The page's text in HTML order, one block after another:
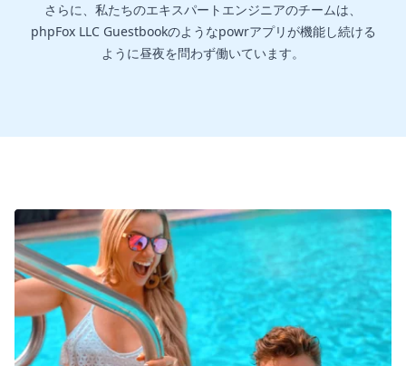
さらに、私たちのエキスパートエンジニアのチームは、
phpFox LLC Guestbookのようなpowrアプリが機能し続ける
ように昼夜を問わず働いています。